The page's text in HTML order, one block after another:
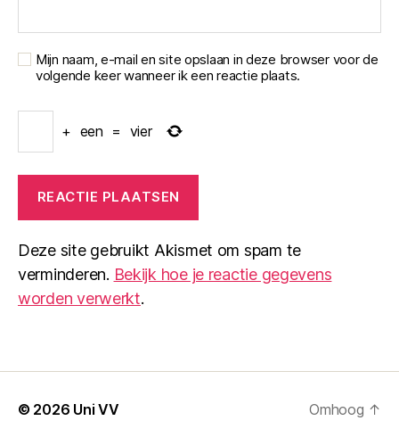
Mijn naam, e-mail en site opslaan in deze browser voor de
volgende keer wanneer ik een reactie plaats.
+ een = vier
Deze site gebruikt Akismet om spam te
verminderen. Bekijk hoe je reactie gegevens
worden verwerkt.
© 2026 Uni VV Omhoog ↑